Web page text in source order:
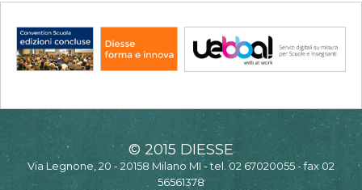
© 2015 DIESSE
Via Legnone, 20 - 20158 Milano MI - tel. 02 67020055 - fax 02
56561378